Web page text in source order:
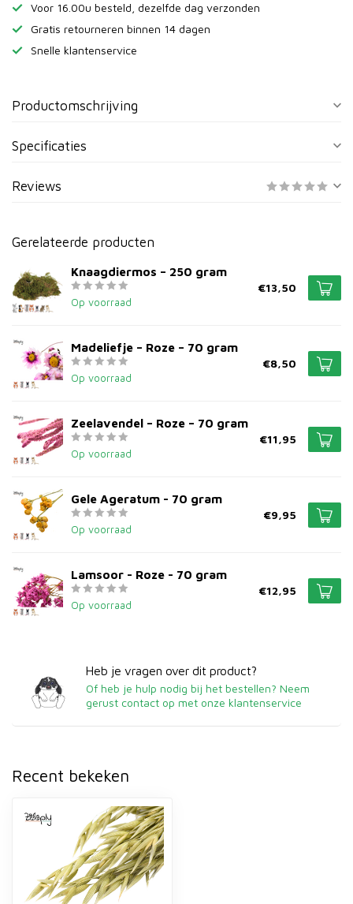
Voor 16.00u besteld, dezelfde dag verzonden
Gratis retourneren binnen 14 dagen
Snelle klantenservice
Productomschrijving
Specificaties
Reviews
Gerelateerde producten
Knaagdiermos – 250 gram
Op voorraad
€13,50
Madeliefje – Roze – 70 gram
Op voorraad
€8,50
Zeelavendel – Roze – 70 gram
Op voorraad
€11,95
Gele Ageratum - 70 gram
Op voorraad
€9,95
Lamsoor - Roze - 70 gram
Op voorraad
€12,95
Heb je vragen over dit product?
Of heb je hulp nodig bij het bestellen? Neem
gerust contact op met onze klantenservice
Recent bekeken